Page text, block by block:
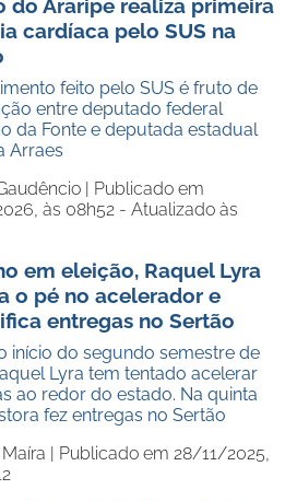
do Araripe realiza primeira
cardíaca pelo SUS na
feito pelo SUS é fruto de
entre deputado federal
da Fonte e deputada estadual
Arraes
| Publicado em
às 08h52 - Atualizado às
em eleição, Raquel Lyra
o pé no acelerador e
entregas no Sertão
início do segundo semestre de
Lyra tem tentado acelerar
ao redor do estado. Na quinta
fez entregas no Sertão
| Publicado em 28/11/2025,